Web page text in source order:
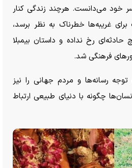
خود می‌دانست. هرچند زندگی کنار
غریبه‌ها خطرناک به نظر برسد،
حادثه‌ای رخ نداده و داستان بیمبلا
فرهنگی شد.
رسانه‌ها و مردم جهانی را نیز
چگونه با دنیای طبیعی ارتباط